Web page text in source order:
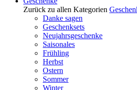
Zurück zu allen Kategorien
Danke sagen
Geschenksets
Neujahrsgeschenke
Saisonales
Frühling
Herbst
Ostern
Sommer
Winter